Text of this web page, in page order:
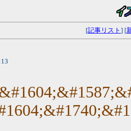
[記事リスト ] [